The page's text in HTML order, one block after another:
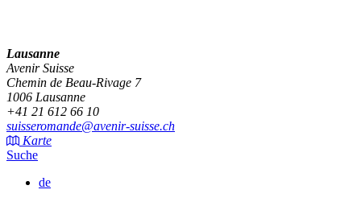
Lausanne
Avenir Suisse
Chemin de Beau-Rivage 7
1006 Lausanne
+41 21 612 66 10
suisseromande@avenir-suisse.ch
Karte
Suche
de